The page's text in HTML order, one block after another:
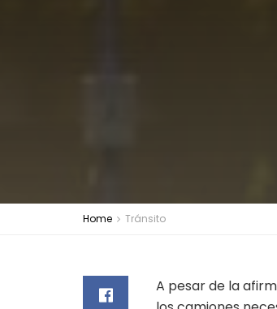
Home Tránsito
A pesar de la